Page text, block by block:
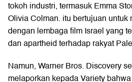
tokoh industri, termasuk Emma
Olivia Colman. itu bertujuan
dengan lembaga film Israel yang
dan apartheid terhadap rakyat
Namun, Warner Bros. Discovery
melaporkan kepada Variety